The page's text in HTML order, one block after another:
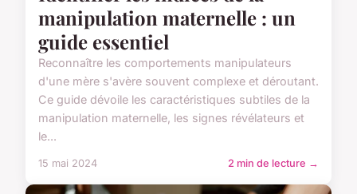
manipulation maternelle : un
guide essentiel
Reconnaître les comportements manipulateurs
d'une mère s'avère souvent complexe et déroutant.
Ce guide dévoile les caractéristiques subtiles de la
manipulation maternelle, les signes révélateurs et
le...
15 mai 2024 2 min de lecture →